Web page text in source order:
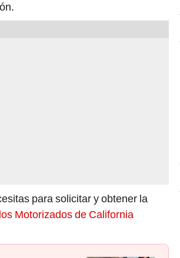
para solicitar y obtener la
Motorizados de California